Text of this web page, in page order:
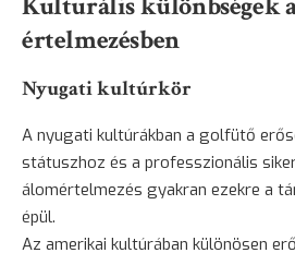
értelmezésben
Nyugati kultúrkör
A nyugati kultúrákban a golfütő
státuszhoz és a professzionális
álomértelmezés gyakran ezekre a
épül.
Az amerikai kultúrában különösen